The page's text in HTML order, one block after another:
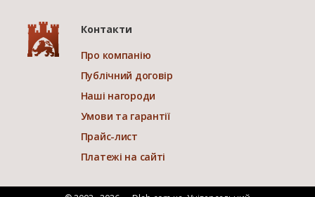
Контакти
Про компанію
Публічний договір
Наші нагороди
Умови та гарантії
Прайс-лист
Платежі на сайті